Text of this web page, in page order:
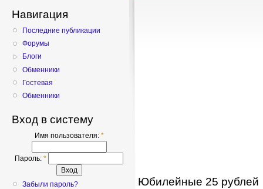
Навигация
Последние публикации
Форумы
Блоги
Обменники
Гостевая
Обменники
Вход в систему
Имя пользователя: *
Пароль: *
Забыли пароль?
Юбилейные 25 рублей